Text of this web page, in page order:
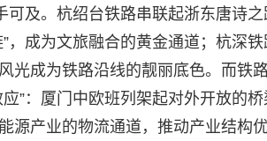
可及。杭绍台铁路串联起浙东唐诗之
，成为文旅融合的黄金通道；杭深
光成为铁路沿线的靓丽底色。而铁
”：厦门中欧班列架起对外开放的桥
源产业的物流通道，推动产业结构